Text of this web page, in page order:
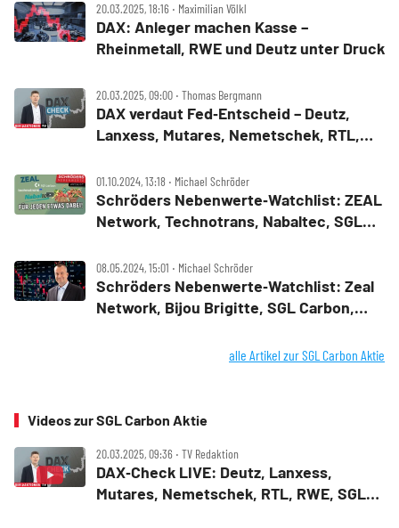
20.03.2025, 18:16 ‧ Maximilian Völkl
DAX: Anleger machen Kasse –
Rheinmetall, RWE und Deutz unter Druck
20.03.2025, 09:00 ‧ Thomas Bergmann
DAX verdaut Fed‑Entscheid – Deutz,
Lanxess, Mutares, Nemetschek, RTL,
01.10.2024, 13:18 ‧ Michael Schröder
Schröders Nebenwerte‑Watchlist: ZEAL
Network, Technotrans, Nabaltec, SGL
Quartal
08.05.2024, 15:01 ‧ Michael Schröder
Schröders Nebenwerte‑Watchlist: Zeal
Network, Bijou Brigitte, SGL Carbon,
alle Artikel zur SGL Carbon Aktie
Videos zur SGL Carbon Aktie
20.03.2025, 09:36 ‧ TV Redaktion
DAX‑Check LIVE: Deutz, Lanxess,
Mutares, Nemetschek, RTL, RWE, SGL